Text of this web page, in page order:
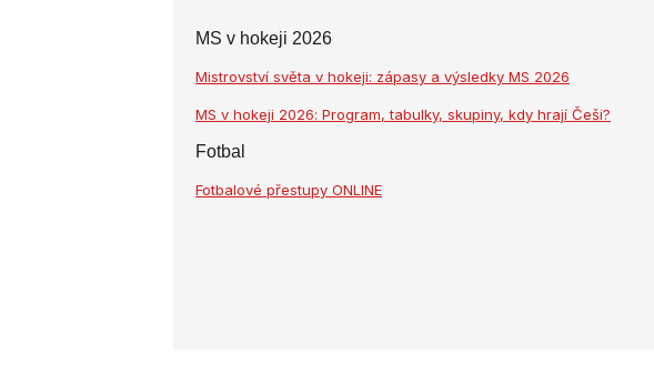
MS v hokeji 2026
Mistrovství světa v hokeji: zápasy a výsledky MS 2026
MS v hokeji 2026: Program, tabulky, skupiny, kdy hrají Češi?
Fotbal
Fotbalové přestupy ONLINE